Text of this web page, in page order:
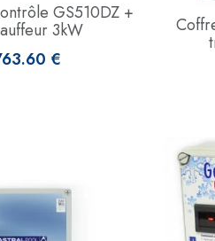
GS510DZ +
3kW
€